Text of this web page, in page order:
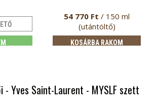
54 770 Ft / 150 ml
(utántöltő)
KOSÁRBA RAKOM
- Yves Saint-Laurent - MYSLF szett